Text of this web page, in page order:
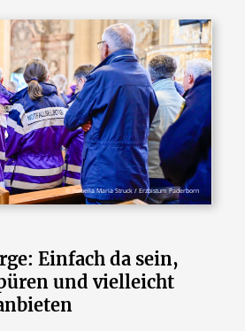
© Isabella Maria Struck / Erzbistum Paderborn
Einfach da sein,
und vielleicht